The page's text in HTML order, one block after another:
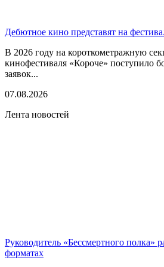
Дебютное кино представят на
В 2026 году на короткометражную
кинофестиваля «Короче» поступило
заявок...
07.08.2026
Лента новостей
Руководитель «Бессмертного полка»
форматах